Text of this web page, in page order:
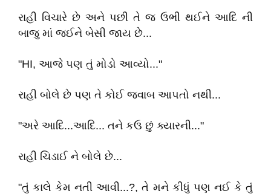
રાહી વિચારે છે અને પછી તે જ ઉભી થઈને આદિ ની
બાજુ માં જઈને બેસી જાય છે...
"HI, આજે પણ તું મોડો આવ્યો..."
રાહી બોલે છે પણ તે કોઈ જવાબ આપતો નથી...
"અરે આદિ...આદિ... તને કઉ છું ક્યારની..."
રાહી ચિડાઈ ને બોલે છે...
"તું કાલે કેમ નતી આવી...?, તે મને કીધું પણ નઈ કે તું